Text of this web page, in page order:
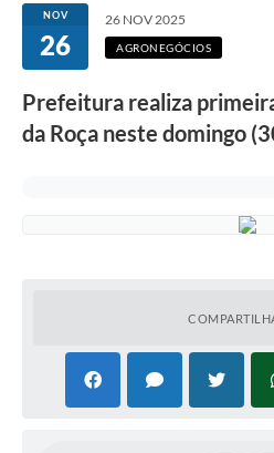
NOV
26
26 NOV 2025
AGRONEGÓCIOS
Prefeitura realiza
da Roça neste domingo